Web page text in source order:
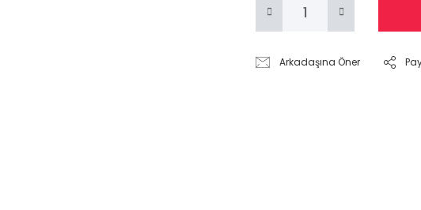
Arkadaşına Öner